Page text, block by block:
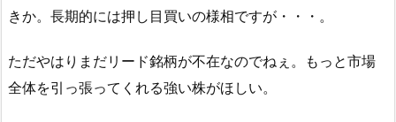
きか。長期的には押し目買いの様相ですが・・・。
ただやはりまだリード銘柄が不在なのでねぇ。もっと市場
全体を引っ張ってくれる強い株がほしい。